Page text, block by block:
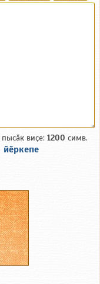
виҫе: 1200 симв.
йӗркепе